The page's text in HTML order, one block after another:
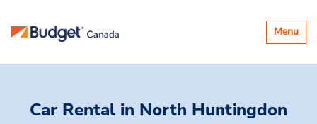
Basculer
la
Menu
Car Rental in North Huntingdon